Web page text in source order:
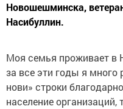
Новошешминска,
Насибуллин.
Моя семья проживает в
за все эти годы я
нови» строки
население организаций,